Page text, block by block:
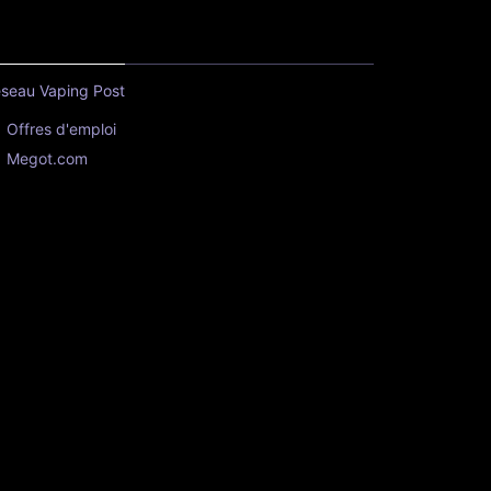
Vaping Post
Offres d'emploi
Megot.com